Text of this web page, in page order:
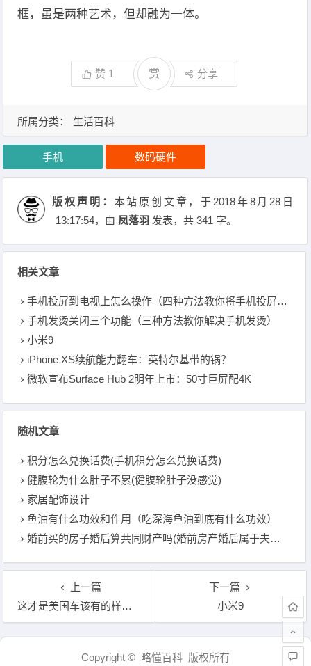
框，虽是两种艺术，但却融为一体。
赞 1 赏 分享
所属分类： 生活百科
手机 数码硬件
版权声明： 本站原创文章，于2018年8月28日
13:17:54，由 凤落羽 发表，共 341 字。
相关文章
手机投屏到电视上怎么操作（四种方法教你将手机投屏到电视上）
手机发烫关闭三个功能（三种方法教你解决手机发烫）
小米9
iPhone XS续航能力翻车：英特尔基带的锅？
微软宣布Surface Hub 2明年上市：50寸巨屏配4K
随机文章
积分怎么兑换话费(手机积分怎么兑换话费)
健腹轮为什么肚子不累(健腹轮肚子没感觉)
家居配饰设计
鱼油有什么功效和作用（吃深海鱼油到底有什么功效）
婚前买的房子婚后算共同财产吗(婚前房产婚后属于夫妻共同财产吗)
上一篇
这才是美国车该有的样子，国产凯迪拉克XT6亮相
下一篇
小米9
文章导航
Copyright © 略懂百科 版权所有